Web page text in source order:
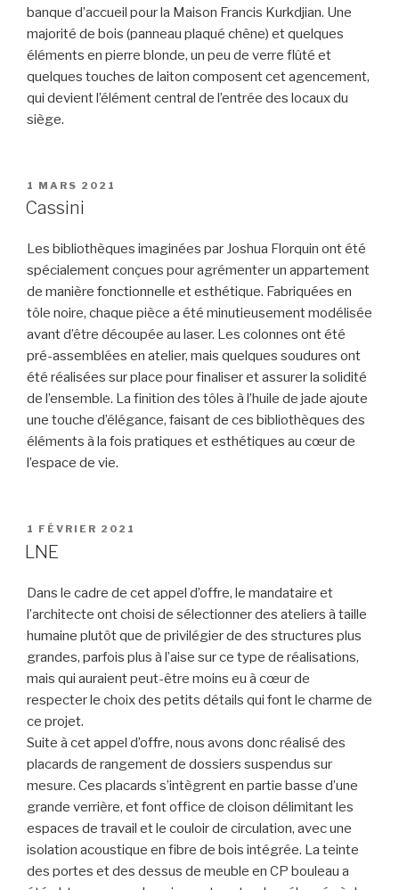
banque d’accueil pour la Maison Francis Kurkdjian. Une
majorité de bois (panneau plaqué chêne) et quelques
éléments en pierre blonde, un peu de verre flûté et
quelques touches de laiton composent cet agencement,
qui devient l’élément central de l’entrée des locaux du
siège.
PUBLIÉ
LE
1 MARS 2021
Cassini
Les bibliothèques imaginées par Joshua Florquin ont été
spécialement conçues pour agrémenter un appartement
de manière fonctionnelle et esthétique. Fabriquées en
tôle noire, chaque pièce a été minutieusement modélisée
avant d’être découpée au laser. Les colonnes ont été
pré-assemblées en atelier, mais quelques soudures ont
été réalisées sur place pour finaliser et assurer la solidité
de l’ensemble. La finition des tôles à l’huile de jade ajoute
une touche d’élégance, faisant de ces bibliothèques des
éléments à la fois pratiques et esthétiques au cœur de
l’espace de vie.
PUBLIÉ
LE
1 FÉVRIER 2021
LNE
Dans le cadre de cet appel d’offre, le mandataire et
l’architecte ont choisi de sélectionner des ateliers à taille
humaine plutôt que de privilégier de des structures plus
grandes, parfois plus à l’aise sur ce type de réalisations,
mais qui auraient peut-être moins eu à cœur de
respecter le choix des petits détails qui font le charme de
ce projet.
Suite à cet appel d’offre, nous avons donc réalisé des
placards de rangement de dossiers suspendus sur
mesure. Ces placards s’intègrent en partie basse d’une
grande verrière, et font office de cloison délimitant les
espaces de travail et le couloir de circulation, avec une
isolation acoustique en fibre de bois intégrée. La teinte
des portes et des dessus de meuble en CP bouleau a